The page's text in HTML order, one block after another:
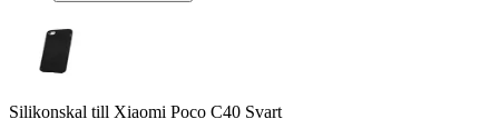
Silikonskal till Xiaomi Poco C40 Svart